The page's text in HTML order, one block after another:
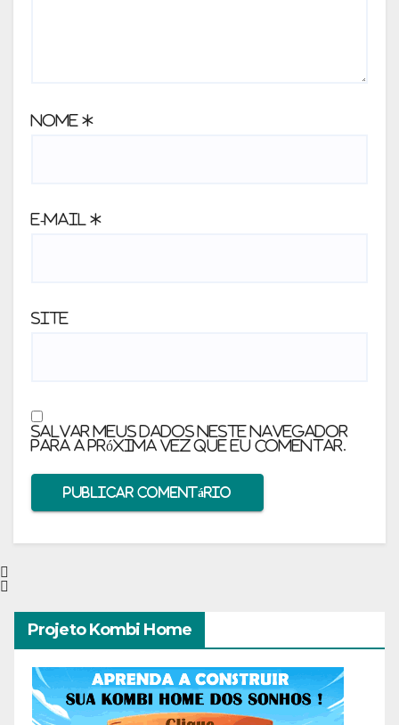
Nome *
E-mail *
Site
Salvar meus dados neste navegador
para a próxima vez que eu comentar.
Projeto Kombi Home